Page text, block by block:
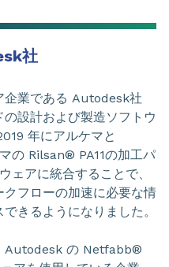
社
企業である Autodesk社
設計および製造ソフトウ
年にアルケマと
の Rilsan® PA11の加工パ
ェアに統合することで、
フローの加速に必要な情
きるようになりました。
Autodesk の Netfabb®